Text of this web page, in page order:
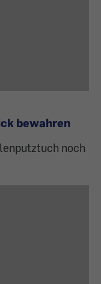
bewahren
noch